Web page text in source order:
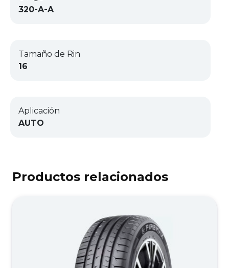
320-A-A
Tamaño de Rin
16
Aplicación
AUTO
Productos relacionados